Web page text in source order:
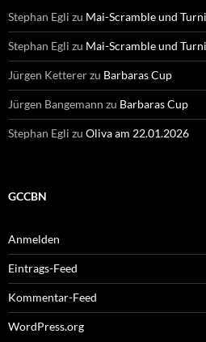
Stephan Egli zu Mai-Scramble und
Stephan Egli zu Mai-Scramble und
Jürgen Kettererzu Barbaras Cup
Jürgen Bangemann zu Barbaras Cup
Stephan Egli zu Oliva am 22.01.2026
GCCBN
Anmelden
Eintrags-Feed
Kommentar-Feed
WordPress.org